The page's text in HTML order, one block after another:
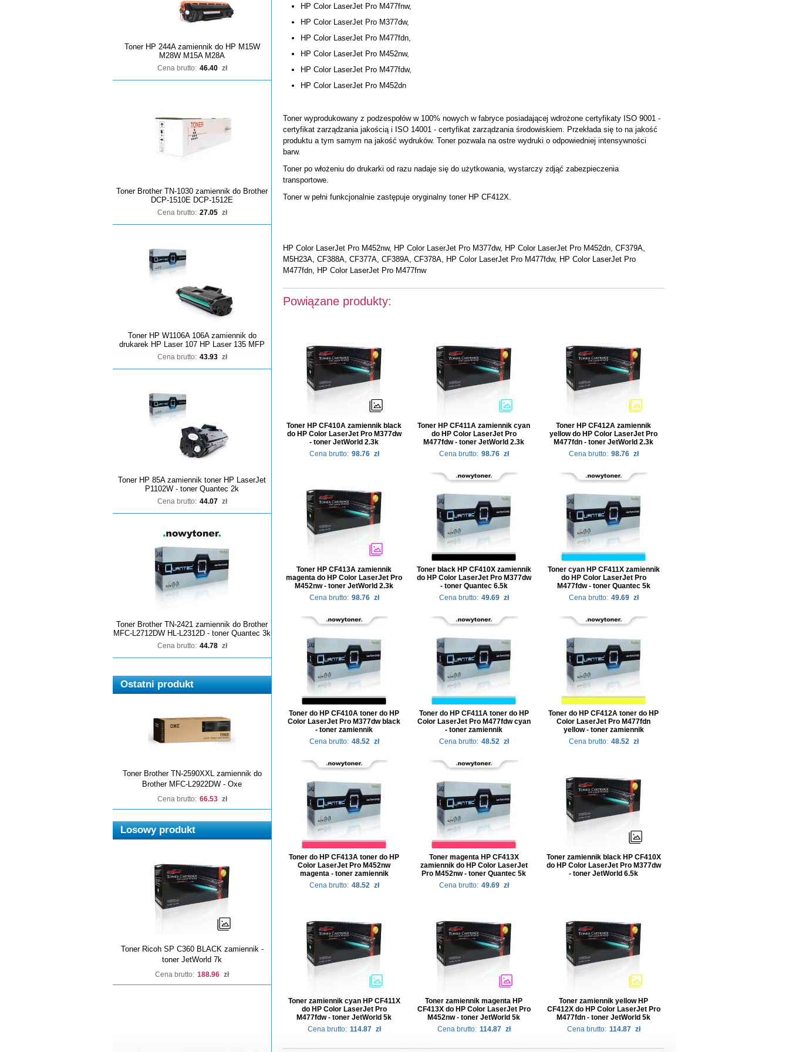
Toner HP 244A zamiennik do HP M15W
M28W M15A M28A
Cena brutto: 46.40 zł
Toner Brother TN-1030 zamiennik do Brother
DCP-1510E DCP-1512E
Cena brutto: 27.05 zł
Toner HP W1106A 106A zamiennik do
drukarek HP Laser 107 HP Laser 135 MFP
Cena brutto: 43.93 zł
Toner HP 85A zamiennik toner HP LaserJet
P1102W - toner Quantec 2k
Cena brutto: 44.07 zł
Toner Brother TN-2421 zamiennik do Brother
MFC-L2712DW HL-L2312D - toner Quantec 3k
Cena brutto: 44.78 zł
Ostatni produkt
Toner Brother TN-2590XXL zamiennik do
Brother MFC-L2922DW - Oxe
Cena brutto: 66.53 zł
Losowy produkt
Toner Ricoh SP C360 BLACK zamiennik -
toner JetWorld 7k
Cena brutto: 188.96 zł
HP Color LaserJet Pro M477fnw,
HP Color LaserJet Pro M377dw,
HP Color LaserJet Pro M477fdn,
HP Color LaserJet Pro M452nw,
HP Color LaserJet Pro M477fdw,
HP Color LaserJet Pro M452dn
Toner wyprodukowany z podzespołów w 100% nowych w fabryce posiadającej wdrożone certyfikaty ISO 9001 -
certyfikat zarządzania jakością i ISO 14001 - certyfikat zarządzania środowiskiem. Przekłada się to na jakość
produktu a tym samym na jakość wydruków. Toner pozwala na ostre wydruki o odpowiedniej intensywności
barw.
Toner po włożeniu do drukarki od razu nadaje się do użytkowania, wystarczy zdjąć zabezpieczenia
transportowe.
Toner w pełni funkcjonalnie zastępuje oryginalny toner HP CF412X.
HP Color LaserJet Pro M452nw, HP Color LaserJet Pro M377dw, HP Color LaserJet Pro M452dn, CF379A,
M5H23A, CF388A, CF377A, CF389A, CF378A, HP Color LaserJet Pro M477fdw, HP Color LaserJet Pro
M477fdn, HP Color LaserJet Pro M477fnw
Powiązane produkty:
Toner HP CF410A zamiennik black
do HP Color LaserJet Pro M377dw
- toner JetWorld 2.3k
Cena brutto: 98.76 zł
Toner HP CF411A zamiennik cyan
do HP Color LaserJet Pro
M477fdw - toner JetWorld 2.3k
Cena brutto: 98.76 zł
Toner HP CF412A zamiennik
yellow do HP Color LaserJet Pro
M477fdn - toner JetWorld 2.3k
Cena brutto: 98.76 zł
Toner HP CF413A zamiennik
magenta do HP Color LaserJet Pro
M452nw - toner JetWorld 2.3k
Cena brutto: 98.76 zł
Toner black HP CF410X zamiennik
do HP Color LaserJet Pro M377dw
- toner Quantec 6.5k
Cena brutto: 49.69 zł
Toner cyan HP CF411X zamiennik
do HP Color LaserJet Pro
M477fdw - toner Quantec 5k
Cena brutto: 49.69 zł
Toner do HP CF410A toner do HP
Color LaserJet Pro M377dw black
- toner zamiennik
Cena brutto: 48.52 zł
Toner do HP CF411A toner do HP
Color LaserJet Pro M477fdw cyan
- toner zamiennik
Cena brutto: 48.52 zł
Toner do HP CF412A toner do HP
Color LaserJet Pro M477fdn
yellow - toner zamiennik
Cena brutto: 48.52 zł
Toner do HP CF413A toner do HP
Color LaserJet Pro M452nw
magenta - toner zamiennik
Cena brutto: 48.52 zł
Toner magenta HP CF413X
zamiennik do HP Color LaserJet
Pro M452nw - toner Quantec 5k
Cena brutto: 49.69 zł
Toner zamiennik black HP CF410X
do HP Color LaserJet Pro M377dw
- toner JetWorld 6.5k
Toner zamiennik cyan HP CF411X
do HP Color LaserJet Pro
M477fdw - toner JetWorld 5k
Cena brutto: 114.87 zł
Toner zamiennik magenta HP
CF413X do HP Color LaserJet Pro
M452nw - toner JetWorld 5k
Cena brutto: 114.87 zł
Toner zamiennik yellow HP
CF412X do HP Color LaserJet Pro
M477fdn - toner JetWorld 5k
Cena brutto: 114.87 zł